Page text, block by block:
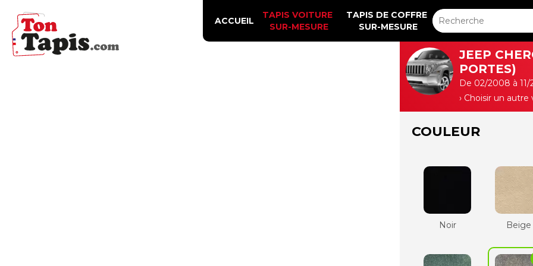
JEEP
PORTES)
De 02/2008 à 11/
› Choisir un autre
COULEUR
Noir Beige
ACCUEIL
TAPIS VOITURE
SUR-MESURE
TAPIS DE COFFRE
SUR-MESURE